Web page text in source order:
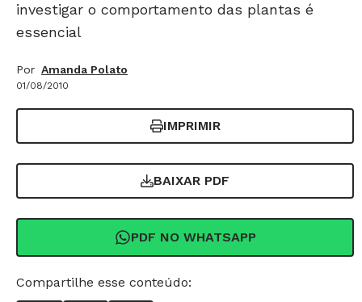
investigar o comportamento das plantas é
essencial
Por Amanda Polato
01/08/2010
IMPRIMIR
BAIXAR PDF
PDF NO WHATSAPP
Compartilhe esse conteúdo: